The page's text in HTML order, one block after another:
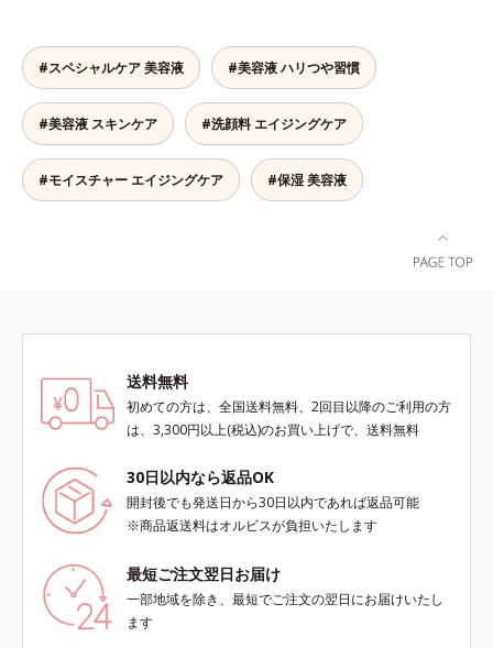
ター（ヒメフウロエキス、スターフ
ルーツ葉エキス）が詰まりメラニン
の生成を抑制し、浸透(*4)パワーで
美白成分・速効性ビタミンC誘導体
などの成分をシミの元へ届けます。
みずみずしくスーッと浸透し後肌は
サラッとしているから、どのスキン
に使うのが効果的。より積極的な集
中エイジングケアで、もっちりとし
た、つややかな肌に出合えます。*
年齢に応じたお手入れのこと
#スペシャルケア 美容液 #美容液 ハリつや習慣
#美容液 スキンケア #洗顔料 エイジングケア
#モイスチャー エイジングケア #保湿 美容液
送料無料
初めての方は、全国送料無料、2回目以降のご利用の方
は、3,300円以上(税込)のお買い上げで、送料無料
30日以内なら返品OK
開封後でも発送日から30日以内であれば返品可能
※商品返送料はオルビスが負担いたします
最短ご注文翌日お届け
一部地域を除き、最短でご注文の翌日にお届けいたし
ます